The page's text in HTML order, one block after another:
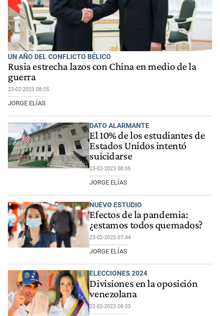
UN AÑO DEL CONFLICTO BÉLICO
Rusia estrecha lazos con China en medio de la
guerra
23-02-2023 08:05
JORGE ELÍAS
DATO ALARMANTE
El 10% de los estudiantes de
Estados Unidos intentó
suicidarse
23-02-2023 08:05
JORGE ELÍAS
NUEVO ESTUDIO
Efectos de la pandemia:
¿estamos todos quemados?
23-02-2023 07:44
JORGE ELÍAS
ELECCIONES 2024
Divisiones en la oposición
venezolana
22-02-2023 08:03